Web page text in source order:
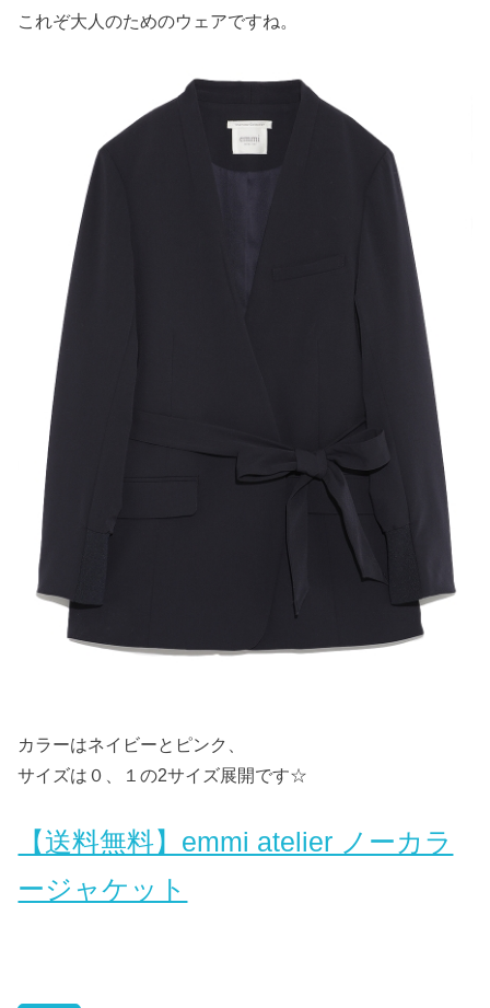
これぞ大人のためのウェアですね。
カラーはネイビーとピンク、
サイズは０、１の2サイズ展開です☆
【送料無料】emmi atelier ノーカラ
ージャケット